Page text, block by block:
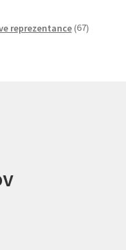
reprezentance 67izdelkov